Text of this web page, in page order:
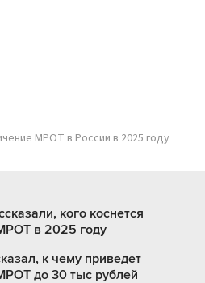
МРОТ в России в 2025 году
кого коснется
в 2025 году
к чему приведет
до 30 тыс рублей